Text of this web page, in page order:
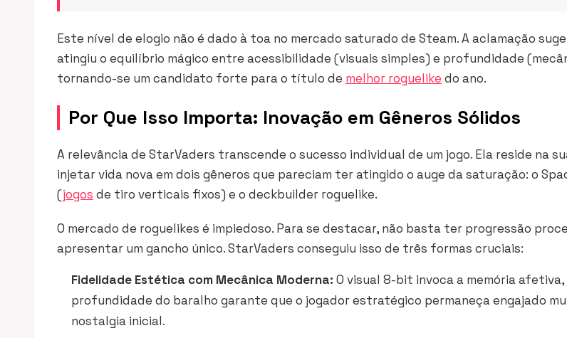
Este nível de elogio não é dado à toa no mercado saturado de Steam. A aclamação
atingiu o equilíbrio mágico entre acessibilidade (visuais simples) e profundidade
tornando-se um candidato forte para o título de melhor roguelike do ano.
Por Que Isso Importa: Inovação em Gêneros Sólidos
A relevância de StarVaders transcende o sucesso individual de um jogo. Ela reside na
injetar vida nova em dois gêneros que pareciam ter atingido o auge da saturação: o
(jogos de tiro verticais fixos) e o deckbuilder roguelike.
O mercado de roguelikes é impiedoso. Para se destacar, não basta ter progressão
apresentar um gancho único. StarVaders conseguiu isso de três formas cruciais:
Fidelidade Estética com Mecânica Moderna: O visual 8-bit invoca a memória afetiva,
profundidade do baralho garante que o jogador estratégico permaneça engajado
nostalgia inicial.